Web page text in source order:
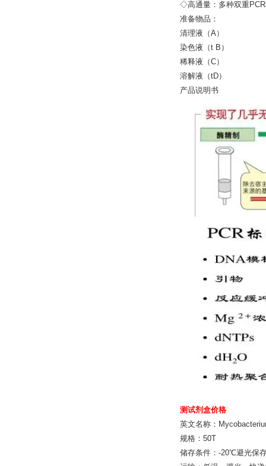
◇高通量：多种双重
准备物品：
清理液（
染色液（t
稀释液（
溶解液（
产品说明
测试剂盒价格
英文名称：
规格：50T
储存条件：-20℃避光保